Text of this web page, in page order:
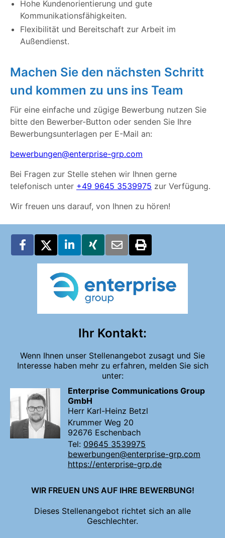
Hohe Kundenorientierung und gute
Kommunikationsfähigkeiten.
Flexibilität und Bereitschaft zur Arbeit im
Außendienst.
Machen Sie den nächsten Schritt
und kommen zu uns ins Team
Für eine einfache und zügige Bewerbung nutzen Sie
bitte den Bewerber-Button oder senden Sie Ihre
Bewerbungsunterlagen per E-Mail an:
bewerbungen@enterprise-grp.com
Bei Fragen zur Stelle stehen wir Ihnen gerne
telefonisch unter +49 9645 3539975 zur Verfügung.
Wir freuen uns darauf, von Ihnen zu hören!
Ihr Kontakt:
Wenn Ihnen unser Stellenangebot zusagt und Sie
Interesse haben mehr zu erfahren, melden Sie sich
unter:
Enterprise Communications Group
GmbH
Herr Karl-Heinz Betzl
Krummer Weg 20
92676 Eschenbach
Tel: 09645 3539975
bewerbungen@enterprise-grp.com
https://enterprise-grp.de
WIR FREUEN UNS AUF IHRE BEWERBUNG!
Dieses Stellenangebot richtet sich an alle
Geschlechter.